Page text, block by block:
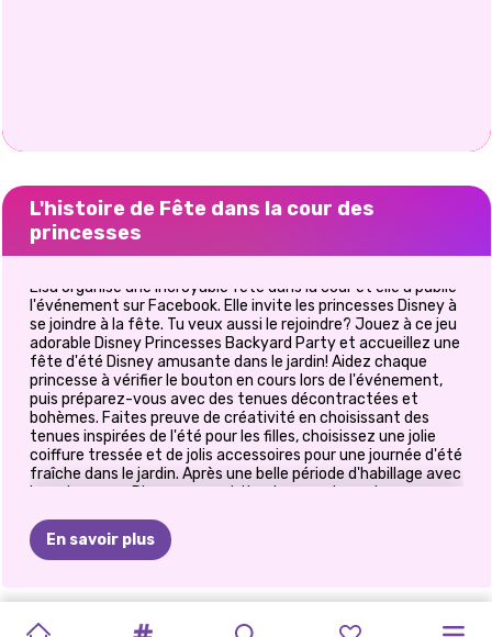
L'histoire de Fête dans la cour des
princesses
Elsa organise une incroyable fête dans la cour et elle a publié
l'événement sur Facebook. Elle invite les princesses Disney à
se joindre à la fête. Tu veux aussi le rejoindre? Jouez à ce jeu
adorable Disney Princesses Backyard Party et accueillez une
fête d'été Disney amusante dans le jardin! Aidez chaque
princesse à vérifier le bouton en cours lors de l'événement,
puis préparez-vous avec des tenues décontractées et
bohèmes. Faites preuve de créativité en choisissant des
tenues inspirées de l'été pour les filles, choisissez une jolie
coiffure tressée et de jolis accessoires pour une journée d'été
fraîche dans le jardin. Après une belle période d'habillage avec
les princesses Disney, vous obtiendrez un niveau bonus pour
et amusez-vous avec ce jeu mignon que nous avons pour
vous!En savoir plus
PRINCESSE
PRINCESSE DE
FÊTE MAINTENANT THÉ